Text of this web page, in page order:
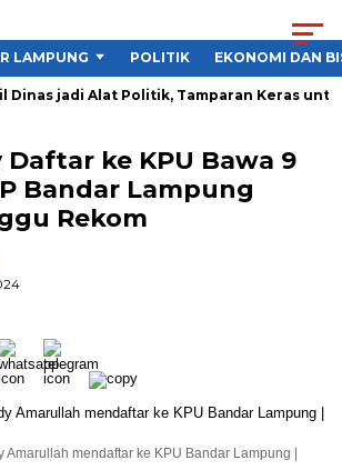
LAMPUNG POLITIK EKONOMI DAN
Dinas jadi Alat Politik, Tamparan Keras
Daftar ke KPU Bawa 9
Bandar Lampung
Rekom
Amarullah mendaftar ke KPU Bandar Lampung |